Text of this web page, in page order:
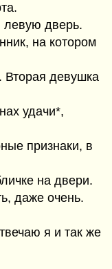
левую дверь.
на котором
Вторая девушка
удачи*,
признаки, в
на двери.
даже очень.
я и так же